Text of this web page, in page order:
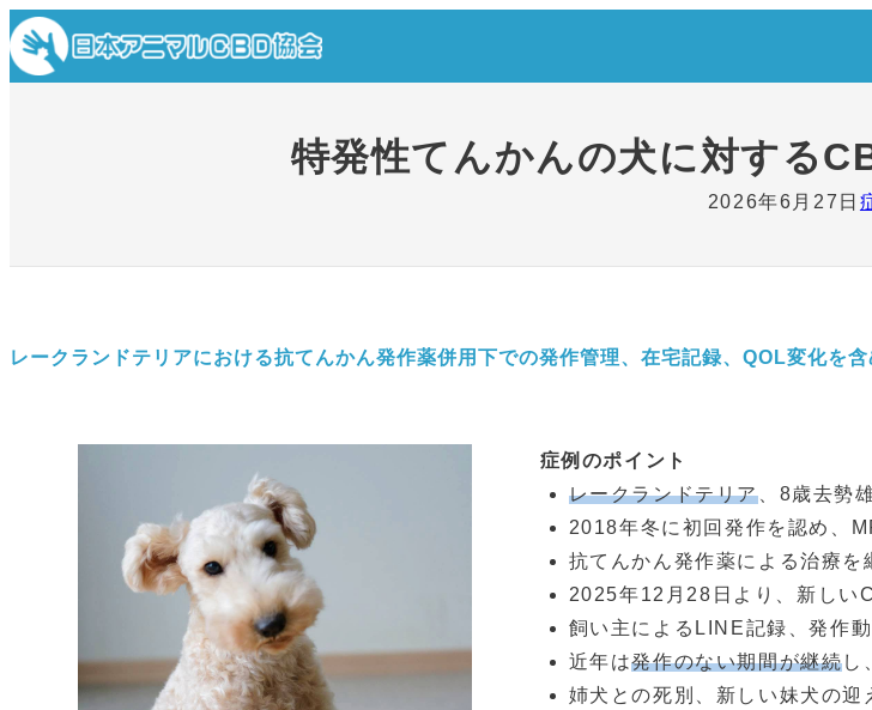
内
容
特発性てんかんの犬に対する
2026年6月27日
レークランドテリアにおける抗てんかん発作薬併用下での発作管理、在宅記録、QOL変化を
症例のポイント
レークランドテリア 、8歳去勢
2018年冬に初回発作を認め、
抗てんかん発作薬による治療を
2025年12月28日より、新しい
飼い主によるLINE記録、発作
近年は発作のない期間が継続し
姉犬との死別、新しい妹犬の